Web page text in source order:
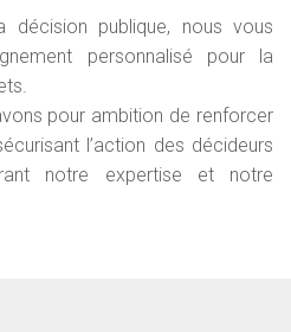
décision publique, nous vous
personnalisé pour la
pour ambition de renforcer
l’action des décideurs
notre expertise et notre